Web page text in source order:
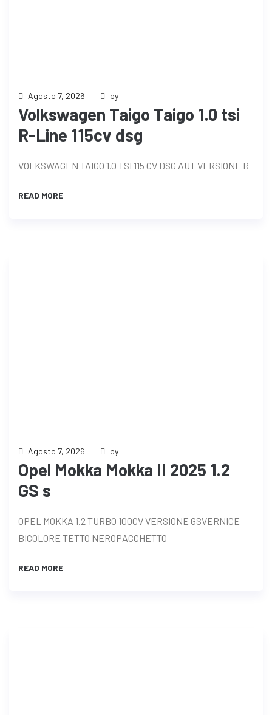
Agosto 7, 2026 by
Volkswagen Taigo Taigo 1.0 tsi
R-Line 115cv dsg
VOLKSWAGEN TAIGO 1.0 TSI 115 CV DSG AUT VERSIONE R
READ MORE
Agosto 7, 2026 by
Opel Mokka Mokka II 2025 1.2
GS s
OPEL MOKKA 1.2 TURBO 100CV VERSIONE GSVERNICE
BICOLORE TETTO NEROPACCHETTO
READ MORE